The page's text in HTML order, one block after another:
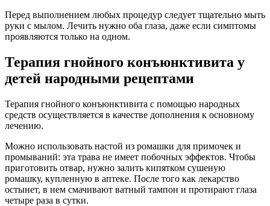
Перед выполнением любых процедур следует тщательно мыть
руки с мылом. Лечить нужно оба глаза, даже если симптомы
проявляются только на одном.
Терапия гнойного конъюнктивита у
детей народными рецептами
Терапия гнойного конъюнктивита с помощью народных
средств осуществляется в качестве дополнения к основному
лечению.
Можно использовать настой из ромашки для примочек и
промываний: эта трава не имеет побочных эффектов. Чтобы
приготовить отвар, нужно залить кипятком сушеную
ромашку, купленную в аптеке. После того как лекарство
остынет, в нем смачивают ватный тампон и протирают глаза
четыре раза в сутки.